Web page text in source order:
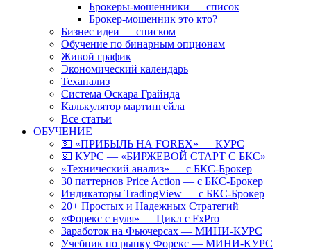
Брокеры-мошенники — список
Брокер-мошенник это кто?
Бизнес идеи — списком
Обучение по бинарным опционам
Живой график
Экономический календарь
Теханализ
Система Оскара Грайнда
Калькулятор мартингейла
Все статьи
ОБУЧЕНИЕ
💵 «ПРИБЫЛЬ НА FOREX» — КУРС
💵 КУРС — «БИРЖЕВОЙ СТАРТ С БКС»
«Технический анализ» — с БКС-Брокер
30 паттернов Price Action — с БКС-Брокер
Индикаторы TradingView — с БКС-Брокер
20+ Простых и Надежных Стратегий
«Форекс с нуля» — Цикл с FxPro
Заработок на Фьючерсах — МИНИ-КУРС
Учебник по рынку Форекс — МИНИ-КУРС